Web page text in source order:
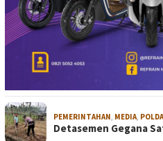
PEMERINTAHAN, MEDIA,
Detasemen Gegana